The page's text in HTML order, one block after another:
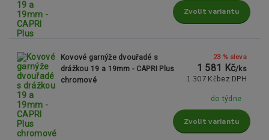
Zvolit variantu
Kovové garnýže dvouřadé s
drážkou 19 a 19mm - CAPRI Plus
chromové
23 % sleva
1 581 Kč/ks
1 307 Kč bez DPH
do týdne
Zvolit variantu